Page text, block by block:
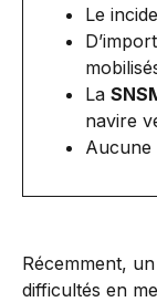
Le
La
navire
Aucune
Récemment, un
difficultés en